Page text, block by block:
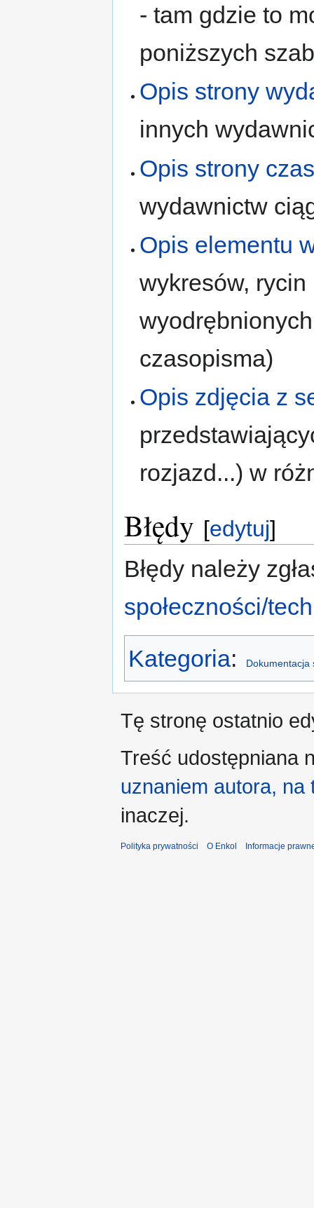
- tam gdzie to
poniższych
Opis strony
innych
Opis strony
wydawnictw
Opis elementu
wykresów,
czasopisma)
Opis zdjęcia z
rozjazd...) w
Błędy [edytuj]
Błędy należy
społeczności/
Kategoria: Dokumentacja
Tę stronę ostatnio
Treść udostępniana
uznaniem autora,
inaczej.
Polityka prywatności O Enkol Informacje